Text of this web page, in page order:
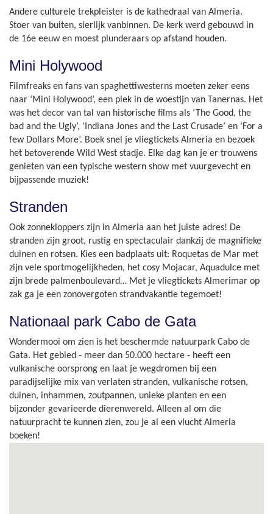
Andere culturele trekpleister is de kathedraal van Almeria.
Stoer van buiten, sierlijk vanbinnen. De kerk werd gebouwd in
de 16e eeuw en moest plunderaars op afstand houden.
Mini Holywood
Filmfreaks en fans van spaghettiwesterns moeten zeker eens
naar ‘Mini Holywood’, een plek in de woestijn van Tanernas. Het
was het decor van tal van historische films als ‘The Good, the
bad and the Ugly’, ‘Indiana Jones and the Last Crusade’ en ‘For a
few Dollars More’. Boek snel je vliegtickets Almeria en bezoek
het betoverende Wild West stadje. Elke dag kan je er trouwens
genieten van een typische western show met vuurgevecht en
bijpassende muziek!
Stranden
Ook zonnekloppers zijn in Almeria aan het juiste adres! De
stranden zijn groot, rustig en spectaculair dankzij de magnifieke
duinen en rotsen. Kies een badplaats uit: Roquetas de Mar met
zijn vele sportmogelijkheden, het cosy Mojacar, Aquadulce met
zijn brede palmenboulevard… Met je vliegtickets Almerimar op
zak ga je een zonovergoten strandvakantie tegemoet!
Nationaal park Cabo de Gata
Wondermooi om zien is het beschermde natuurpark Cabo de
Gata. Het gebied - meer dan 50.000 hectare - heeft een
vulkanische oorsprong en laat je wegdromen bij een
paradijselijke mix van verlaten stranden, vulkanische rotsen,
duinen, inhammen, zoutpannen, unieke planten en een
bijzonder gevarieerde dierenwereld. Alleen al om die
natuurpracht te kunnen zien, zou je al een vlucht Almeria
boeken!